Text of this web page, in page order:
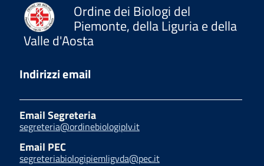
Ordine dei Biologi del
Piemonte, della Liguria e della
Valle d'Aosta
Indirizzi email
Email Segreteria
segreteria@ordinebiologiplv.it
Email PEC
segreteriabiologipiemligvda@pec.it